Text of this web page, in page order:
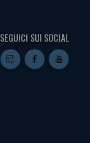
SEGUICI SUI SOCIAL